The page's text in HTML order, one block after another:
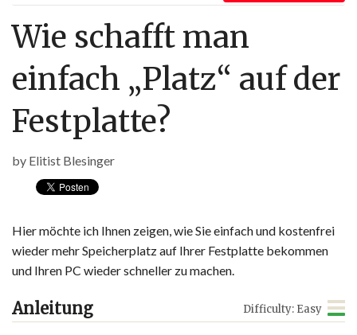
Wie schafft man
einfach „Platz“ auf der
Festplatte?
by Elitist Blesinger
Hier möchte ich Ihnen zeigen, wie Sie einfach und kostenfrei
wieder mehr Speicherplatz auf Ihrer Festplatte bekommen
und Ihren PC wieder schneller zu machen.
Anleitung Difficulty: Easy